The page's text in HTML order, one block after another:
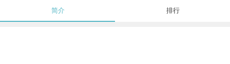
简介 排行